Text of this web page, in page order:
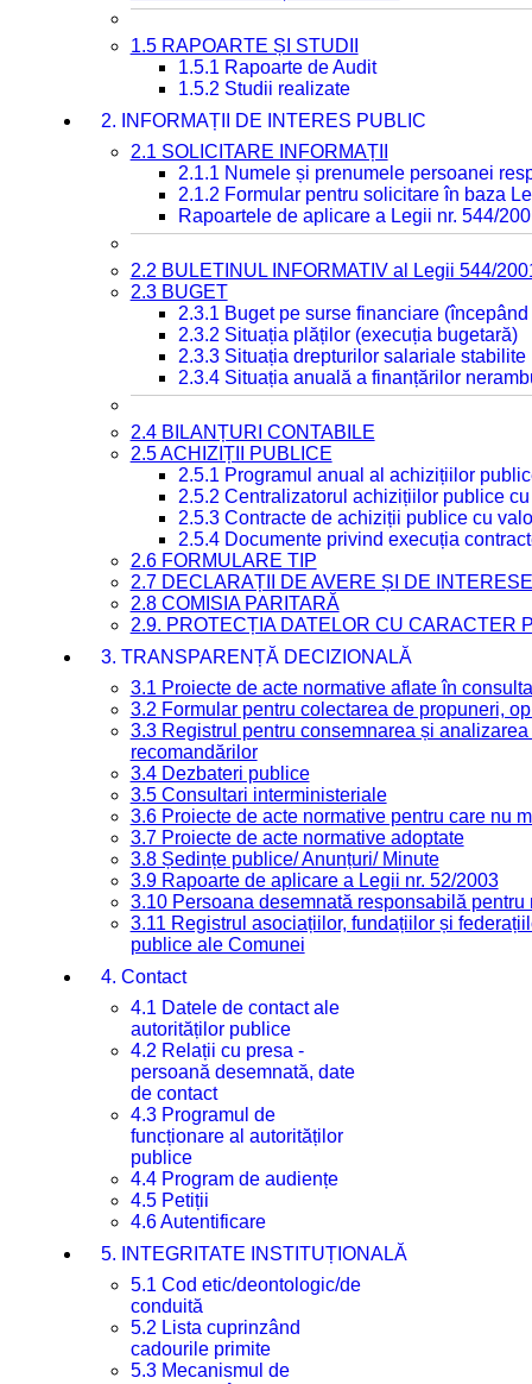
1.5 RAPOARTE ȘI STUDII
1.5.1 Rapoarte de Audit
1.5.2 Studii realizate
2. INFORMAȚII DE INTERES PUBLIC
2.1 SOLICITARE INFORMAȚII
2.1.1 Numele și prenumele persoanei
2.1.2 Formular pentru solicitare în baza
Rapoartele de aplicare a Legii nr. 544/
2.2 BULETINUL INFORMATIV al Legii 544/
2.3 BUGET
2.3.1 Buget pe surse financiare
2.3.2 Situația plăților (execuția bugetară)
2.3.3 Situația drepturilor salariale
2.3.4 Situația anuală a finanțărilor
2.4 BILANȚURI CONTABILE
2.5 ACHIZIȚII PUBLICE
2.5.1 Programul anual al achizițiilor
2.5.2 Centralizatorul achizițiilor publice
2.5.3 Contracte de achiziții publice cu
2.5.4 Documente privind execuția
2.6 FORMULARE TIP
2.7 DECLARAȚII DE AVERE ȘI DE INTERESE
2.8 COMISIA PARITARĂ
2.9. PROTECȚIA DATELOR CU CARACTER
3. TRANSPARENȚĂ DECIZIONALĂ
3.1 Proiecte de acte normative aflate în
3.2 Formular pentru colectarea de propuneri,
3.3 Registrul pentru consemnarea și
recomandărilor
3.4 Dezbateri publice
3.5 Consultari interministeriale
3.6 Proiecte de acte normative pentru care nu
3.7 Proiecte de acte normative adoptate
3.8 Ședințe publice/ Anunțuri/ Minute
3.9 Rapoarte de aplicare a Legii nr. 52/2003
3.10 Persoana desemnată responsabilă
3.11 Registrul asociațiilor, fundațiilor și
publice ale Comunei
4. Contact
4.1 Datele de contact ale
autorităților publice
4.2 Relații cu presa -
persoană desemnată, date
de contact
4.3 Programul de
funcționare al autorităților
publice
4.4 Program de audiențe
4.5 Petiții
4.6 Autentificare
5. INTEGRITATE INSTITUȚIONALĂ
5.1 Cod etic/deontologic/de
conduită
5.2 Lista cuprinzând
cadourile primite
5.3 Mecanismul de